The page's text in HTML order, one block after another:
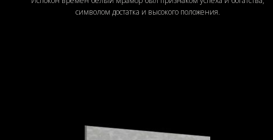
символом достатка и высокого положения.